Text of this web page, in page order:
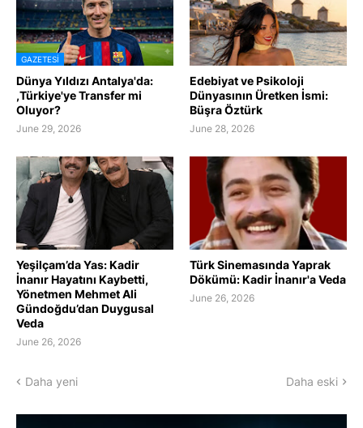
GAZETESI
Dünya Yıldızı Antalya'da:
,Türkiye'ye Transfer mi
Oluyor?
June 29, 2026
Edebiyat ve Psikoloji
Dünyasının Üretken İsmi:
Büşra Öztürk
June 28, 2026
Yeşilçam’da Yas: Kadir
İnanır Hayatını Kaybetti,
Yönetmen Mehmet Ali
Gündoğdu’dan Duygusal
Veda
June 26, 2026
Türk Sinemasında Yaprak
Dökümü: Kadir İnanır'a Veda
June 26, 2026
Daha yeni Daha eski